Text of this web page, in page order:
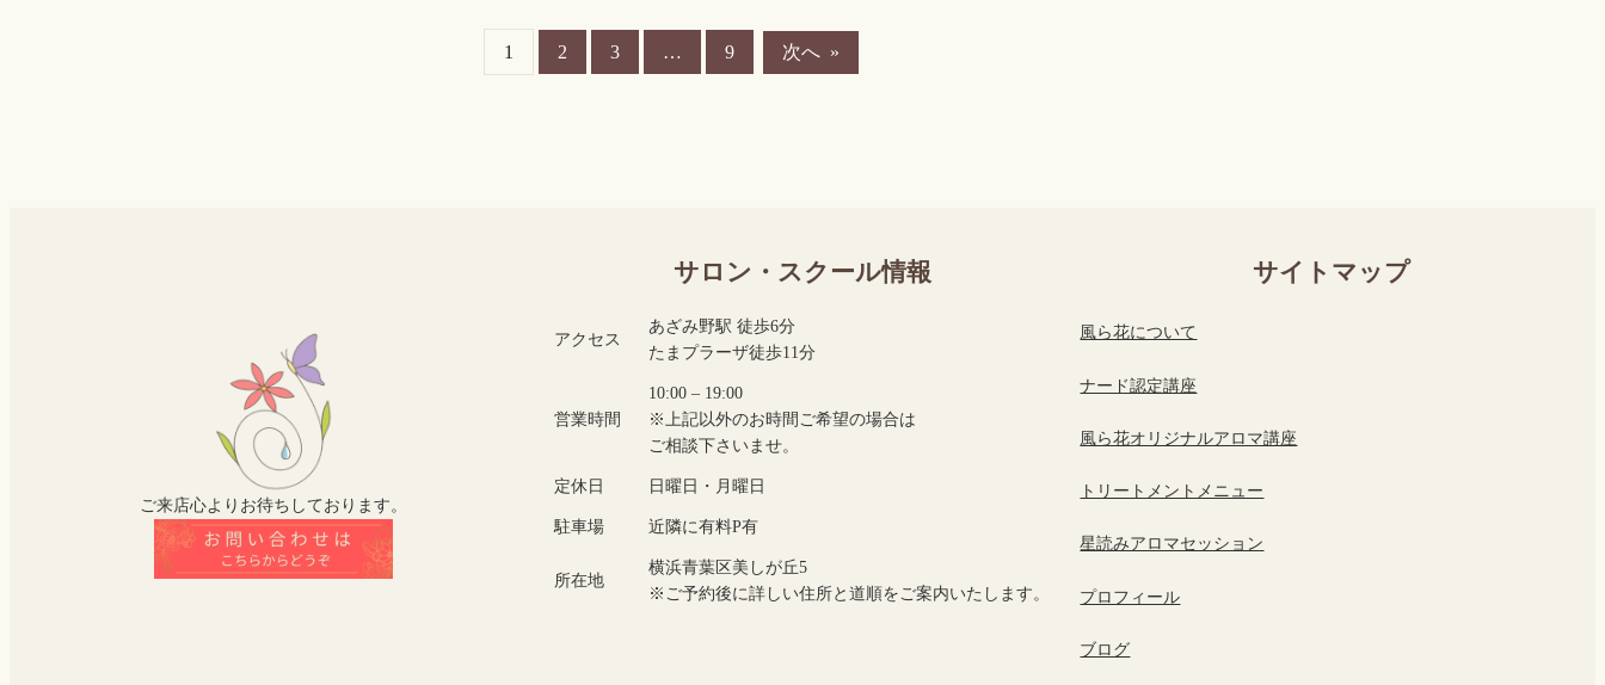
1 2 3 … 9 次へ »
ご来店心よりお待ちしております。
サロン・スクール情報
アクセス
あざみ野駅 徒歩6分
たまプラーザ徒歩11分
営業時間
10:00 – 19:00
※上記以外のお時間ご希望の場合は
ご相談下さいませ。
定休日 日曜日・月曜日
駐車場 近隣に有料P有
所在地
横浜青葉区美しが丘5
※ご予約後に詳しい住所と道順をご案内いたします。
サイトマップ
風ら花について
ナード認定講座
風ら花オリジナルアロマ講座
トリートメントメニュー
星読みアロマセッション
プロフィール
ブログ